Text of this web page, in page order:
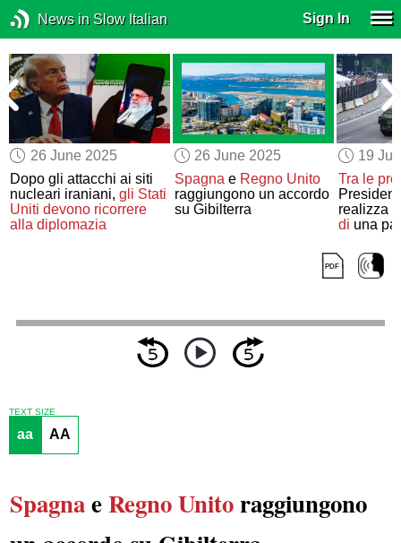
News in Slow Italian Sign In
26 June 2025
Dopo gli attacchi ai siti
nucleari iraniani,gli Stati
Uniti devono ricorrere
alla diplomazia
26 June 2025
Spagnae Regno Unito
raggiungono un accordo
su Gibilterra
19
Tra le
realizza
di una
TEXT SIZE
aa AA
SpagnaeRegno Unitoraggiungono